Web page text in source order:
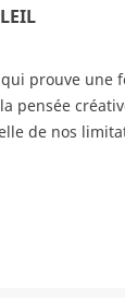
prouve une
pensée
de nos